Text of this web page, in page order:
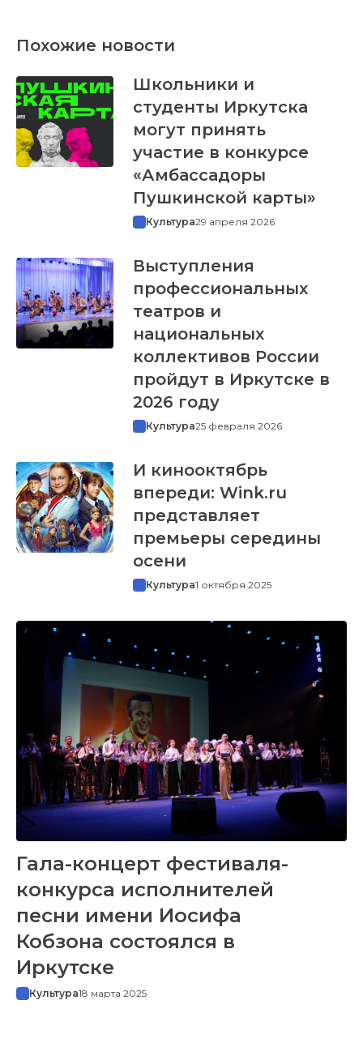
Похожие новости
Школьники и
студенты Иркутска
могут принять
участие в конкурсе
«Амбассадоры
Пушкинской карты»
Культура29 апреля 2026
Выступления
профессиональных
театров и
национальных
коллективов России
пройдут в Иркутске в
2026 году
Культура25 февраля 2026
И кинооктябрь
впереди: Wink.ru
представляет
премьеры середины
осени
Культура1 октября 2025
Гала-концерт фестиваля-
конкурса исполнителей
песни имени Иосифа
Кобзона состоялся в
Иркутске
Культура18 марта 2025